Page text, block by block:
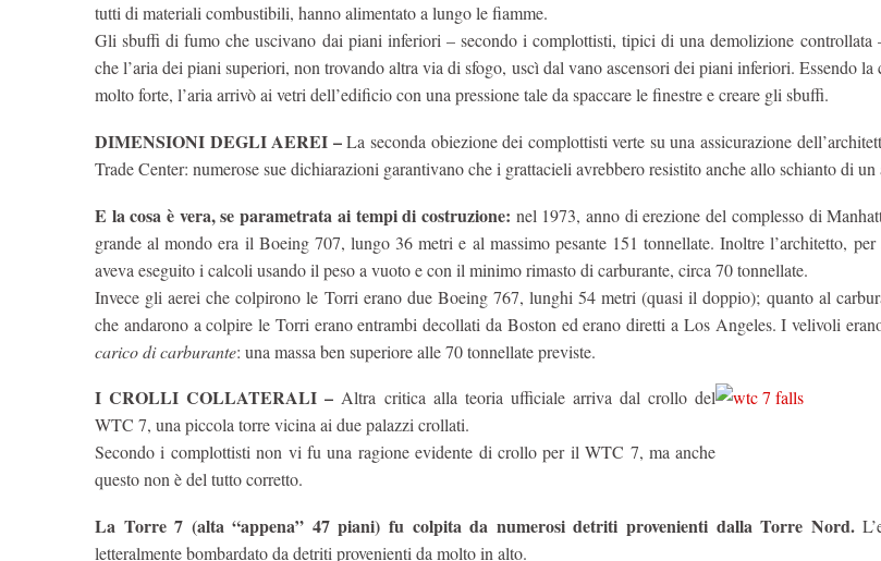
tutti di materiali combustibili, hanno alimentato a lungo le fiamme.
Gli sbuffi di fumo che uscivano dai piani inferiori – secondo i complottisti, tipici di una demolizione controllata
che l’aria dei piani superiori, non trovando altra via di sfogo, uscì dal vano ascensori dei piani inferiori. Essendo la
molto forte, l’aria arrivò ai vetri dell’edificio con una pressione tale da spaccare le finestre e creare gli sbuffi.
DIMENSIONI DEGLI AEREI –La seconda obiezione dei complottisti verte su una assicurazione
Trade Center: numerose sue dichiarazioni garantivano che i grattacieli avrebbero resistito anche allo schianto di un
E la cosa è vera, se parametrata ai tempi di costruzione: nel 1973, anno di erezione del complesso di
grande al mondo era il Boeing 707, lungo 36 metri e al massimo pesante 151 tonnellate. Inoltre l’architetto, per
aveva eseguito i calcoli usando il peso a vuoto e con il minimo rimasto di carburante, circa 70 tonnellate.
Invece gli aerei che colpirono le Torri erano due Boeing 767, lunghi 54 metri (quasi il doppio); quanto al
che andarono a colpire le Torri erano entrambi decollati da Boston ed erano diretti a Los Angeles. I velivoli
carico di carburante: una massa ben superiore alle 70 tonnellate previste.
I CROLLI COLLATERALI – Altra critica alla teoria ufficiale arriva dal crollo del
WTC 7, una piccola torre vicina ai due palazzi crollati.
Secondo i complottisti non vi fu una ragione evidente di crollo per il WTC 7, ma anche
questo non è del tutto corretto.
La Torre 7 (alta “appena” 47 piani) fu colpita da numerosi detriti provenienti dalla Torre Nord.
letteralmente bombardato da detriti provenienti da molto in alto.